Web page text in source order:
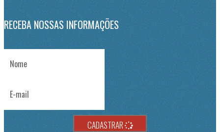
RECEBA NOSSAS INFORMAÇÕES
Nome
E-mail
CADASTRAR